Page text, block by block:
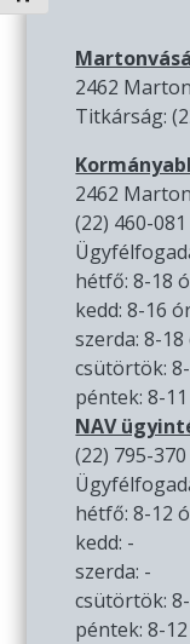
2462
Titkárság:
2462
(22) 460-081
hétfő: 8-18
kedd: 8-16
szerda: 8-
csütörtök:
péntek: 8-
NAV
(22) 795-370
hétfő: 8-12
kedd: -
szerda: -
csütörtök:
péntek: 8-